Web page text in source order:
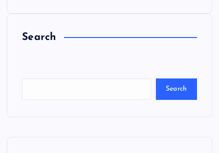
Search
Search